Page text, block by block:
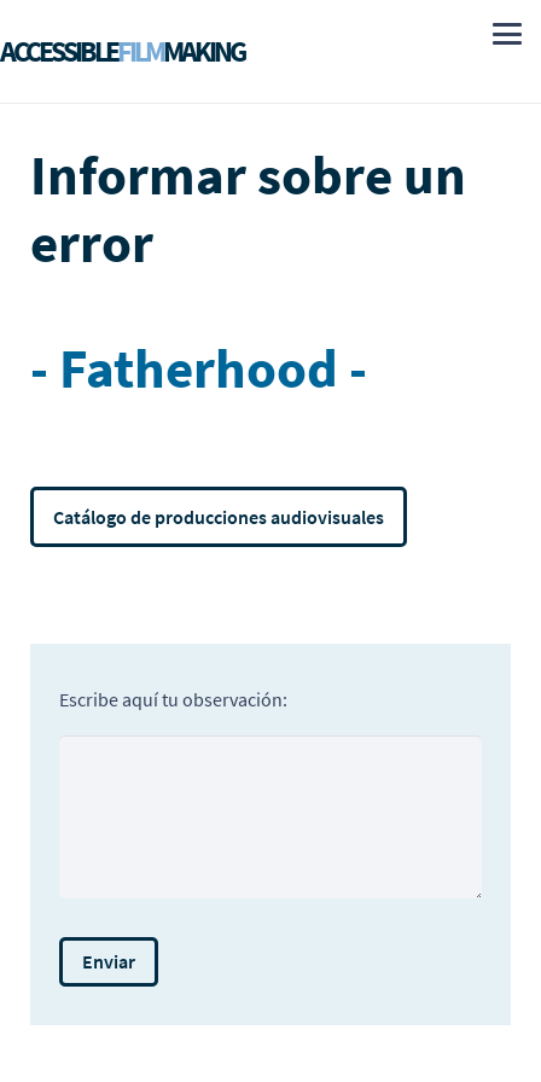
ACCESSIBLEFILMMAKING
Informar sobre un
error
- Fatherhood -
Catálogo de producciones audiovisuales
Escribe aquí tu observación: